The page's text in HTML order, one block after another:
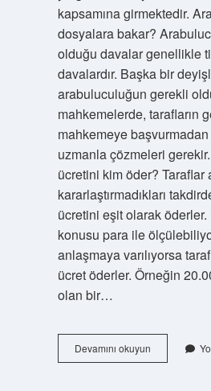
kapsamına girmektedir.
dosyalara bakar?
olduğu davalar genellikle
davalardır. Başka bir
arabuluculuğun gerekli
mahkemelerde, tarafların
mahkemeye
uzmanla çözmeleri
ücretini kim öder? Taraflar
kararlaştırmadıkları
ücretini eşit olarak öderler.
konusu para ile
anlaşmaya varılıyorsa
ücret öderler. Örneğin
olan bir…
Devamını okuyunArabulucular
Hangi